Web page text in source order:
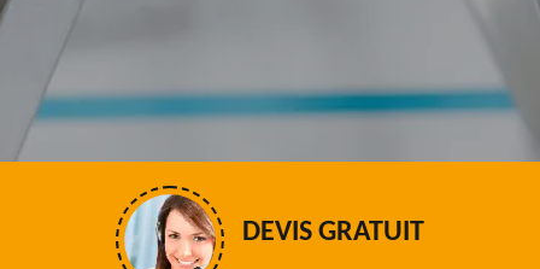
DEVIS GRATUIT